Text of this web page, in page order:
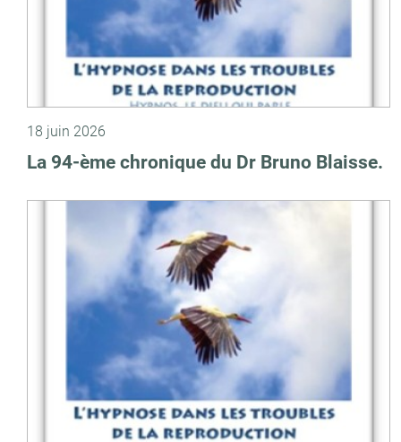
18 juin 2026
La 94-ème chronique du Dr Bruno Blaisse.